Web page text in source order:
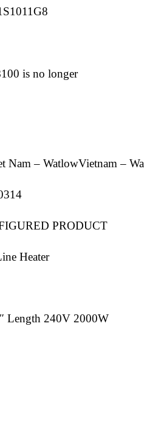
is no longer
Nam – WatlowVietnam –
PRODUCT
Heater
Length 240V 2000W